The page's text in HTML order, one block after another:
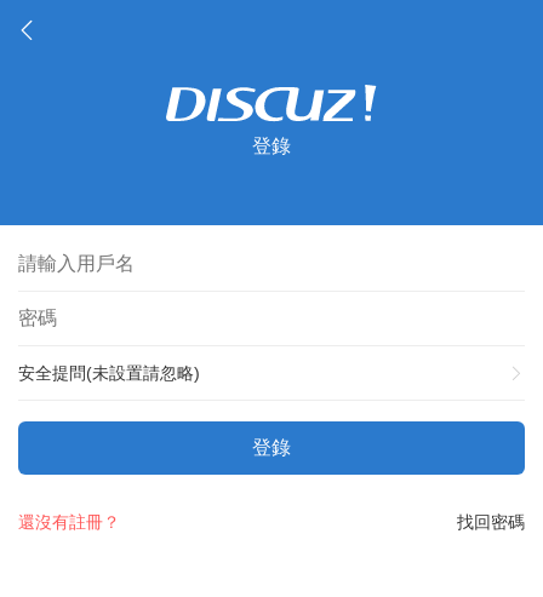
登錄
安全提問(未設置請忽略)
登錄
找回密碼
還沒有註冊？